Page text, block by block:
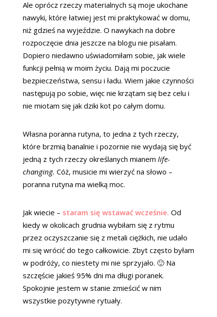
Ale oprócz rzeczy materialnych są moje ukochane
nawyki, które łatwiej jest mi praktykować w domu,
niż gdzieś na wyjeździe. O nawykach na dobre
rozpoczęcie dnia jeszcze na blogu nie pisałam.
Dopiero niedawno uświadomiłam sobie, jak wiele
funkcji pełnią w moim życiu. Dają mi poczucie
bezpieczeństwa, sensu i ładu. Wiem jakie czynności
następują po sobie, więc nie krzątam się bez celu i
nie miotam się jak dziki kot po całym domu.
Własna poranna rutyna, to jedna z tych rzeczy,
które brzmią banalnie i pozornie nie wydają się być
jedną z tych rzeczy określanych mianem life-
changing. Cóż, musicie mi wierzyć na słowo –
poranna rutyna ma wielką moc.
Jak wiecie – staram się wstawać wcześnie. Od
kiedy w okolicach grudnia wybiłam się z rytmu
przez oczyszczanie się z metali ciężkich, nie udało
mi się wrócić do tego całkowicie. Zbyt często byłam
w podróży, co niestety mi nie sprzyjało. 🙂 Na
szczęście jakieś 95% dni ma długi poranek.
Spokojnie jestem w stanie zmieścić w nim
wszystkie pozytywne rytuały.